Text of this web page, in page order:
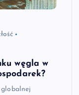
węgla w
globalnej